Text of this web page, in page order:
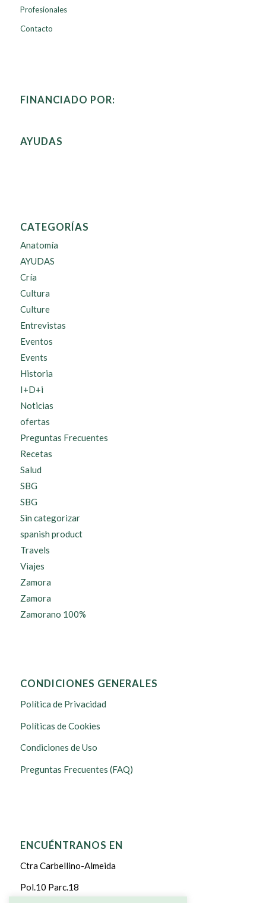
Profesionales
Contacto
FINANCIADO POR:
AYUDAS
CATEGORÍAS
Anatomía
AYUDAS
Cría
Cultura
Culture
Entrevistas
Eventos
Events
Historia
I+D+i
Noticias
ofertas
Preguntas Frecuentes
Recetas
Salud
SBG
SBG
Sin categorizar
spanish product
Travels
Viajes
Zamora
Zamora
Zamorano 100%
CONDICIONES GENERALES
Política de Privacidad
Políticas de Cookies
Condiciones de Uso
Preguntas Frecuentes (FAQ)
ENCUÉNTRANOS EN
Ctra Carbellino-Almeida
Pol.10 Parc.18